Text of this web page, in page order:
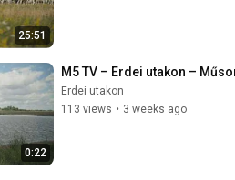
25:51
0:22
M5 TV – Erdei utakon –
Erdei utakon
113 views • 3 weeks ago